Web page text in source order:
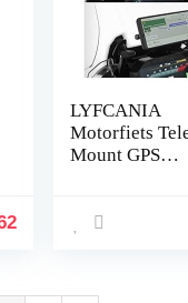
LYFCANIA
Motorfiets
Mount GPS
Houder for